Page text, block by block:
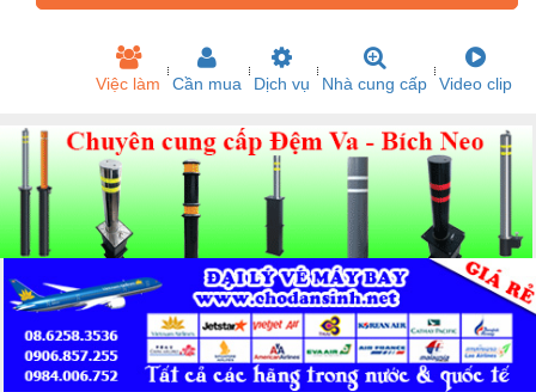
Việc làm Cần mua Dịch vụ Nhà cung cấp Video clip